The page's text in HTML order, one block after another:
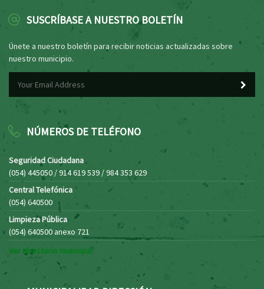
SUSCRÍBASE A NUESTRO BOLETÍN
Únete a nuestro boletín para recibir noticias actualizadas sobre
nuestro municipio.
NÚMEROS DE TELÉFONO
Seguridad Ciudadana
(054) 445050 / 914 619 539 / 984 353 629
Central Telefónica
(054) 640500
Limpieza Pública
(054) 640500 anexo 721
Ver directorio municipal